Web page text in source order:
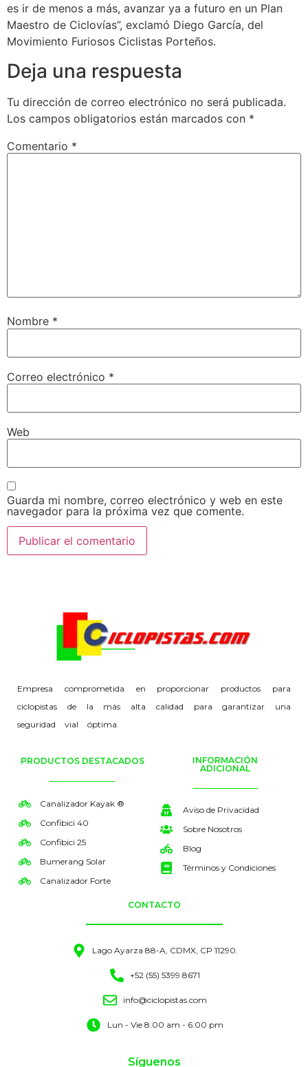
es ir de menos a más, avanzar ya a futuro en un Plan
Maestro de Ciclovías”, exclamó Diego García, del
Movimiento Furiosos Ciclistas Porteños.
Deja una respuesta
Tu dirección de correo electrónico no será publicada.
Los campos obligatorios están marcados con *
Comentario *
Nombre *
Correo electrónico *
Web
Guarda mi nombre, correo electrónico y web en este
navegador para la próxima vez que comente.
Empresa comprometida en proporcionar productos para
ciclopistas de la más alta calidad para garantizar una
seguridad vial óptima.
PRODUCTOS DESTACADOS
Canalizador Kayak ®
Confibici 40
Confibici 25
Bumerang Solar
Canalizador Forte
INFORMACIÓN
ADICIONAL
Aviso de Privacidad
Sobre Nosotros
Blog
Términos y Condiciones
CONTACTO
Lago Ayarza 88-A, CDMX, CP 11290.
+52 (55) 5399 8671
info@ciclopistas.com
Lun - Vie 8:00 am - 6:00 pm
Síguenos